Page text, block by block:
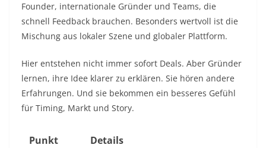
Founder, internationale Gründer und Teams, die
schnell Feedback brauchen. Besonders wertvoll ist die
Mischung aus lokaler Szene und globaler Plattform.
Hier entstehen nicht immer sofort Deals. Aber Gründer
lernen, ihre Idee klarer zu erklären. Sie hören andere
Erfahrungen. Und sie bekommen ein besseres Gefühl
für Timing, Markt und Story.
Punkt
Details